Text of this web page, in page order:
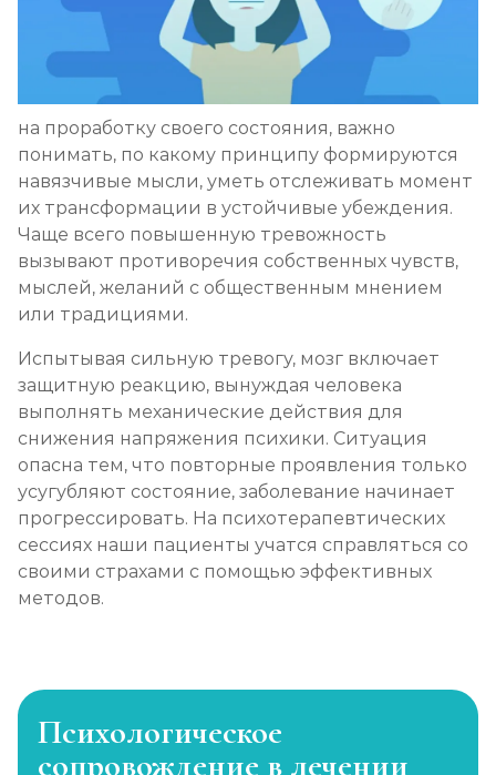
на проработку своего состояния, важно
понимать, по какому принципу формируются
навязчивые мысли, уметь отслеживать момент
их трансформации в устойчивые убеждения.
Чаще всего повышенную тревожность
вызывают противоречия собственных чувств,
мыслей, желаний с общественным мнением
или традициями.
Испытывая сильную тревогу, мозг включает
защитную реакцию, вынуждая человека
выполнять механические действия для
снижения напряжения психики. Ситуация
опасна тем, что повторные проявления только
усугубляют состояние, заболевание начинает
прогрессировать. На психотерапевтических
сессиях наши пациенты учатся справляться со
своими страхами с помощью эффективных
методов.
Психологическое
сопровождение в лечении